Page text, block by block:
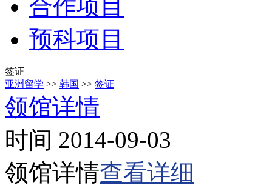
合作项目
预科项目
签证
亚洲留学 >> 韩国 >> 签证
领馆详情
时间 2014-09-03
领馆详情查看详细